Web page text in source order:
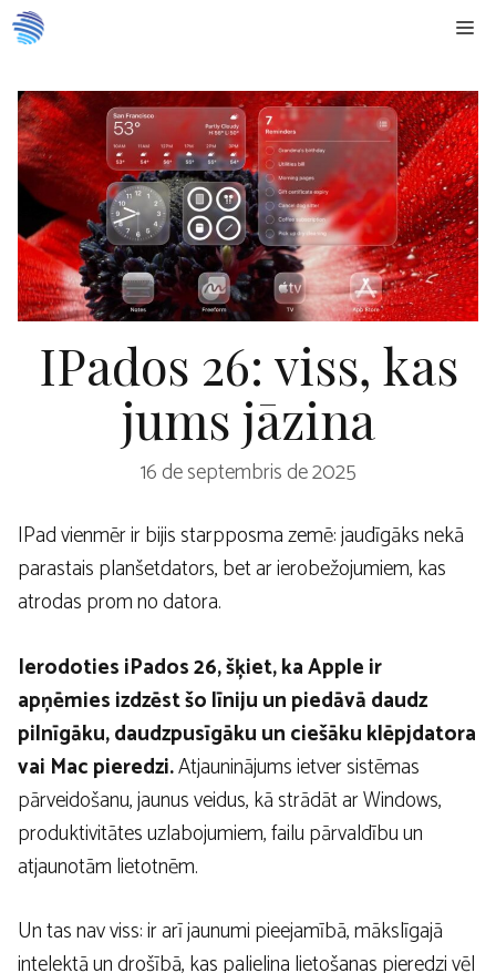
Doties
uz
IPados 26: viss, kas
jums jāzina
16 de septembris de 2025
IPad vienmēr ir bijis starpposma zemē: jaudīgāks nekā
parastais planšetdators, bet ar ierobežojumiem, kas
atrodas prom no datora.
Ierodoties iPados 26, šķiet, ka Apple ir
apņēmies izdzēst šo līniju un piedāvā daudz
pilnīgāku, daudzpusīgāku un ciešāku klēpjdatora
vai Mac pieredzi.Atjauninājums ietver sistēmas
pārveidošanu, jaunus veidus, kā strādāt ar Windows,
produktivitātes uzlabojumiem, failu pārvaldību un
atjaunotām lietotnēm.
Un tas nav viss: ir arī jaunumi pieejamībā, mākslīgajā
intelektā un drošībā, kas palielina lietošanas pieredzi vēl